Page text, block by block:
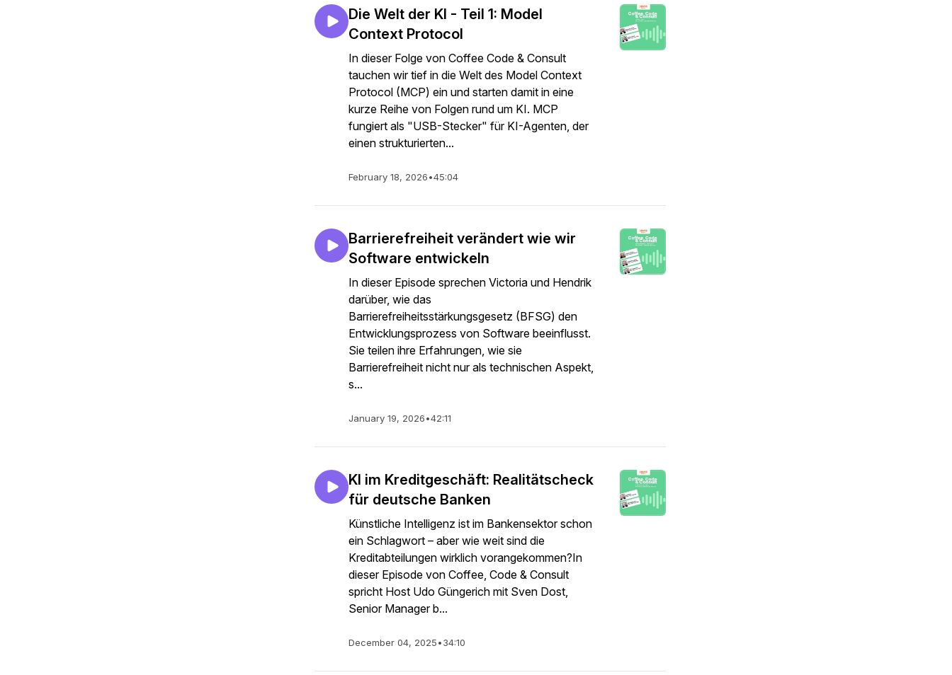
Die Welt der KI - Teil 1: Model
Context Protocol
In dieser Folge von Coffee Code & Consult
tauchen wir tief in die Welt des Model Context
Protocol (MCP) ein und starten damit in eine
kurze Reihe von Folgen rund um KI. MCP
fungiert als "USB-Stecker" für KI-Agenten, der
einen strukturierten...
February 18, 2026•45:04
Barrierefreiheit verändert wie wir
Software entwickeln
In dieser Episode sprechen Victoria und Hendrik
darüber, wie das
Barrierefreiheitsstärkungsgesetz (BFSG) den
Entwicklungsprozess von Software beeinflusst.
Sie teilen ihre Erfahrungen, wie sie
Barrierefreiheit nicht nur als technischen Aspekt,
s...
January 19, 2026•42:11
KI im Kreditgeschäft: Realitätscheck
für deutsche Banken
Künstliche Intelligenz ist im Bankensektor schon
ein Schlagwort – aber wie weit sind die
Kreditabteilungen wirklich vorangekommen?In
dieser Episode von Coffee, Code & Consult
spricht Host Udo Güngerich mit Sven Dost,
Senior Manager b...
December 04, 2025•34:10